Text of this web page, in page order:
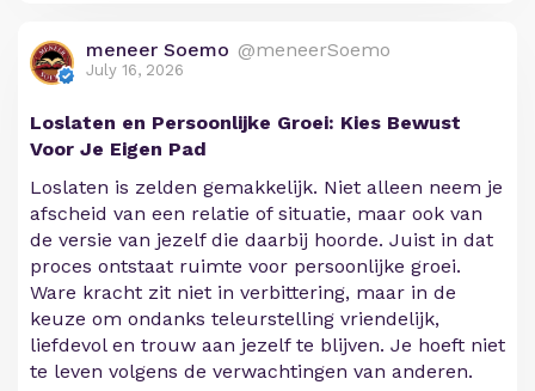
meneer Soemo @meneerSoemo
July 16, 2026
Loslaten en Persoonlijke Groei: Kies Bewust
Voor Je Eigen Pad
Loslaten is zelden gemakkelijk. Niet alleen neem je
afscheid van een relatie of situatie, maar ook van
de versie van jezelf die daarbij hoorde. Juist in dat
proces ontstaat ruimte voor persoonlijke groei.
Ware kracht zit niet in verbittering, maar in de
keuze om ondanks teleurstelling vriendelijk,
liefdevol en trouw aan jezelf te blijven. Je hoeft niet
te leven volgens de verwachtingen van anderen.